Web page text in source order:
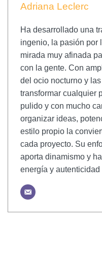
Adriana Leclerc
Ha desarrollado una
ingenio, la pasión por
mirada muy afinada
con la gente. Con
del ocio nocturno y
transformar cualquier
pulido y con mucho
organizar ideas,
estilo propio la
cada proyecto. Su
aporta dinamismo y
energía y autenticidad